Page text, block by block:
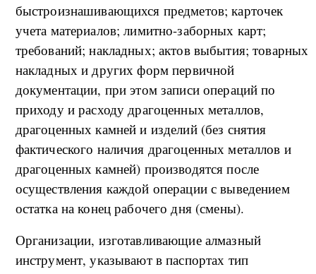
быстроизнашивающихся предметов; карточек
учета материалов; лимитно-заборных карт;
требований; накладных; актов выбытия; товарных
накладных и других форм первичной
документации, при этом записи операций по
приходу и расходу драгоценных металлов,
драгоценных камней и изделий (без снятия
фактического наличия драгоценных металлов и
драгоценных камней) производятся после
осуществления каждой операции с выведением
остатка на конец рабочего дня (смены).
Организации, изготавливающие алмазный
инструмент, указывают в паспортах тип